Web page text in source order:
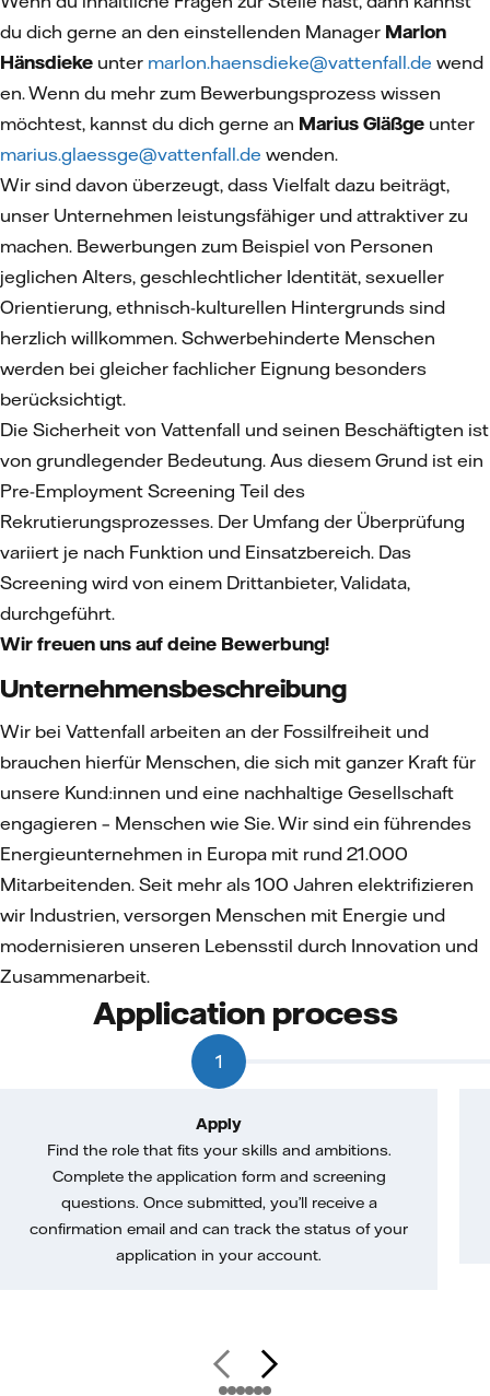
du dich gerne an den einstellenden Manager Marlon
Hänsdieke unter marlon.haensdieke@vattenfall.de wend
en. Wenn du mehr zum Bewerbungsprozess wissen
möchtest, kannst du dich gerne an Marius Gläßge unter
marius.glaessge@vattenfall.de wenden.
Wir sind davon überzeugt, dass Vielfalt dazu beiträgt,
unser Unternehmen leistungsfähiger und attraktiver zu
machen. Bewerbungen zum Beispiel von Personen
jeglichen Alters, geschlechtlicher Identität, sexueller
Orientierung, ethnisch-kulturellen Hintergrunds sind
herzlich willkommen. Schwerbehinderte Menschen
werden bei gleicher fachlicher Eignung besonders
berücksichtigt.
Die Sicherheit von Vattenfall und seinen Beschäftigten ist
von grundlegender Bedeutung. Aus diesem Grund ist ein
Pre-Employment Screening Teil des
Rekrutierungsprozesses. Der Umfang der Überprüfung
variiert je nach Funktion und Einsatzbereich. Das
Screening wird von einem Drittanbieter, Validata,
durchgeführt.
Wir freuen uns auf deine Bewerbung!
Unternehmensbeschreibung
Wir bei Vattenfall arbeiten an der Fossilfreiheit und
brauchen hierfür Menschen, die sich mit ganzer Kraft für
unsere Kund:innen und eine nachhaltige Gesellschaft
engagieren – Menschen wie Sie. Wir sind ein führendes
Energieunternehmen in Europa mit rund 21.000
Mitarbeitenden. Seit mehr als 100 Jahren elektrifizieren
wir Industrien, versorgen Menschen mit Energie und
modernisieren unseren Lebensstil durch Innovation und
Zusammenarbeit.
Application process
1
Apply
Find the role that fits your skills and ambitions.
Complete the application form and screening
questions. Once submitted, you’ll receive a
confirmation email and can track the status of your
application in your account.